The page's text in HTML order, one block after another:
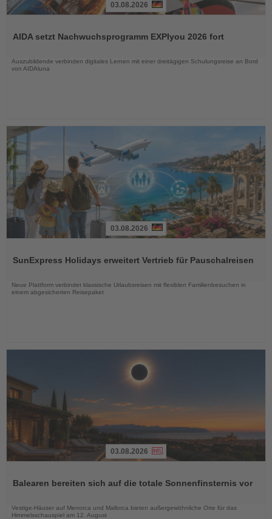
die
03.08.2026
AIDA setzt Nachwuchsprogramm EXPIyou 2026 fort
Auszubildende verbinden digitales Lernen mit einer dreitägigen Schulungsreise an Bord
von AIDAluna
die
03.08.2026
SunExpress Holidays erweitert Vertrieb für Pauschalreisen
Neue Plattform verbindet klassische Urlaubsreisen mit flexiblen Familienbesuchen in
einem abgesicherten Reisepaket
die
03.08.2026
Balearen bereiten sich auf die totale Sonnenfinsternis vor
Vestige-Häuser auf Menorca und Mallorca bieten außergewöhnliche Orte für das
Himmelsschauspiel am 12. August